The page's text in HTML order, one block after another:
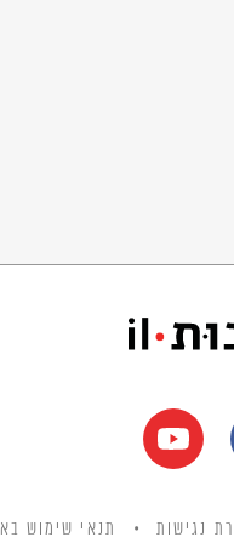
נגישות תנאי שימוש